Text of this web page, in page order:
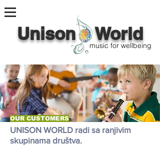
music for wellbeing
Unison World
UNISON WORLD radi sa ranjivim
skupinama društva.
OUR CUSTOMERS